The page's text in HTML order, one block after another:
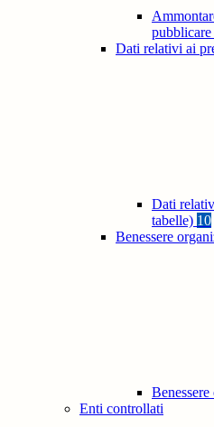
Dati relativi ai
Dati
tabelle) 10
Benessere
Enti controllati